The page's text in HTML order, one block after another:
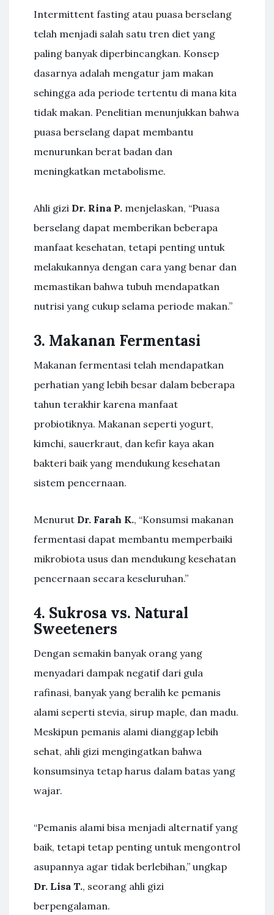
Intermittent fasting atau puasa berselang
telah menjadi salah satu tren diet yang
paling banyak diperbincangkan. Konsep
dasarnya adalah mengatur jam makan
sehingga ada periode tertentu di mana kita
tidak makan. Penelitian menunjukkan bahwa
puasa berselang dapat membantu
menurunkan berat badan dan
meningkatkan metabolisme.
Ahli gizi Dr. Rina P. menjelaskan, “Puasa
berselang dapat memberikan beberapa
manfaat kesehatan, tetapi penting untuk
melakukannya dengan cara yang benar dan
memastikan bahwa tubuh mendapatkan
nutrisi yang cukup selama periode makan.”
3. Makanan Fermentasi
Makanan fermentasi telah mendapatkan
perhatian yang lebih besar dalam beberapa
tahun terakhir karena manfaat
probiotiknya. Makanan seperti yogurt,
kimchi, sauerkraut, dan kefir kaya akan
bakteri baik yang mendukung kesehatan
sistem pencernaan.
Menurut Dr. Farah K., “Konsumsi makanan
fermentasi dapat membantu memperbaiki
mikrobiota usus dan mendukung kesehatan
pencernaan secara keseluruhan.”
4. Sukrosa vs. Natural
Sweeteners
Dengan semakin banyak orang yang
menyadari dampak negatif dari gula
rafinasi, banyak yang beralih ke pemanis
alami seperti stevia, sirup maple, dan madu.
Meskipun pemanis alami dianggap lebih
sehat, ahli gizi mengingatkan bahwa
konsumsinya tetap harus dalam batas yang
wajar.
“Pemanis alami bisa menjadi alternatif yang
baik, tetapi tetap penting untuk mengontrol
asupannya agar tidak berlebihan,” ungkap
Dr. Lisa T., seorang ahli gizi
berpengalaman.